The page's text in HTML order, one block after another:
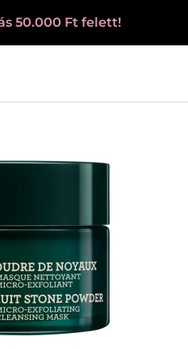
50.000 Ft felett!